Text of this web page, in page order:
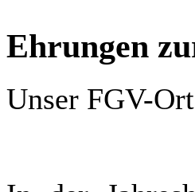
Ehrungen
Unser FGV-